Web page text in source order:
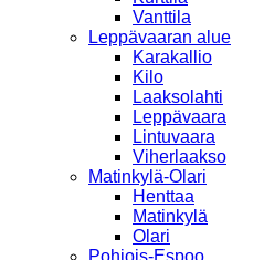
Vanttila
Leppävaaran alue
Karakallio
Kilo
Laaksolahti
Leppävaara
Lintuvaara
Viherlaakso
Matinkylä-Olari
Henttaa
Matinkylä
Olari
Pohjois-Espoo